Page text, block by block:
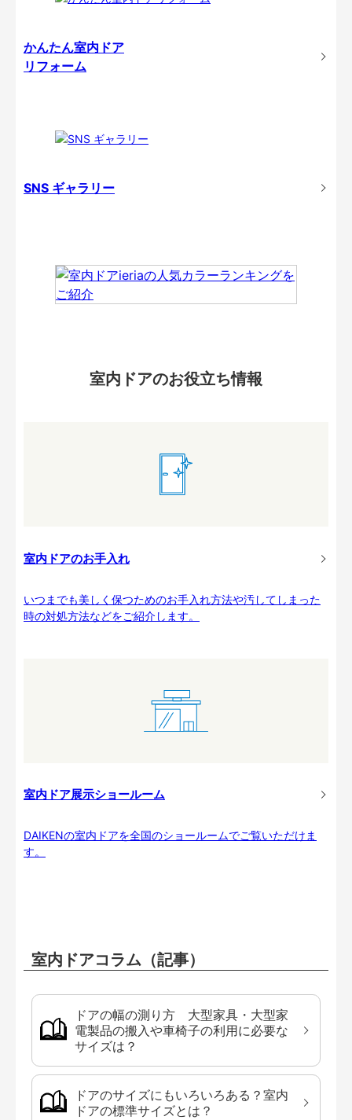
かんたん室内ドア
リフォーム
SNS ギャラリー
室内ドアのお役立ち情報
室内ドアのお手入れ
いつまでも美しく保つためのお手入れ方法や汚してしまった
時の対処方法などをご紹介します。
室内ドア展示ショールーム
DAIKENの室内ドアを全国のショールームでご覧いただけま
す。
室内ドアコラム（記事）
ドアの幅の測り方 大型家具・大型家
電製品の搬入や車椅子の利用に必要な
サイズは？
ドアのサイズにもいろいろある？室内
ドアの標準サイズとは？